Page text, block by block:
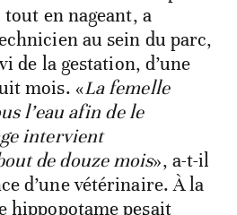
tout en nageant, a
au sein du parc,
de la gestation, d’une
mois. «La femelle
l’eau afin de le
intervient
de douze mois», a-t-il
d’une vétérinaire. À la
hippopotame pesait